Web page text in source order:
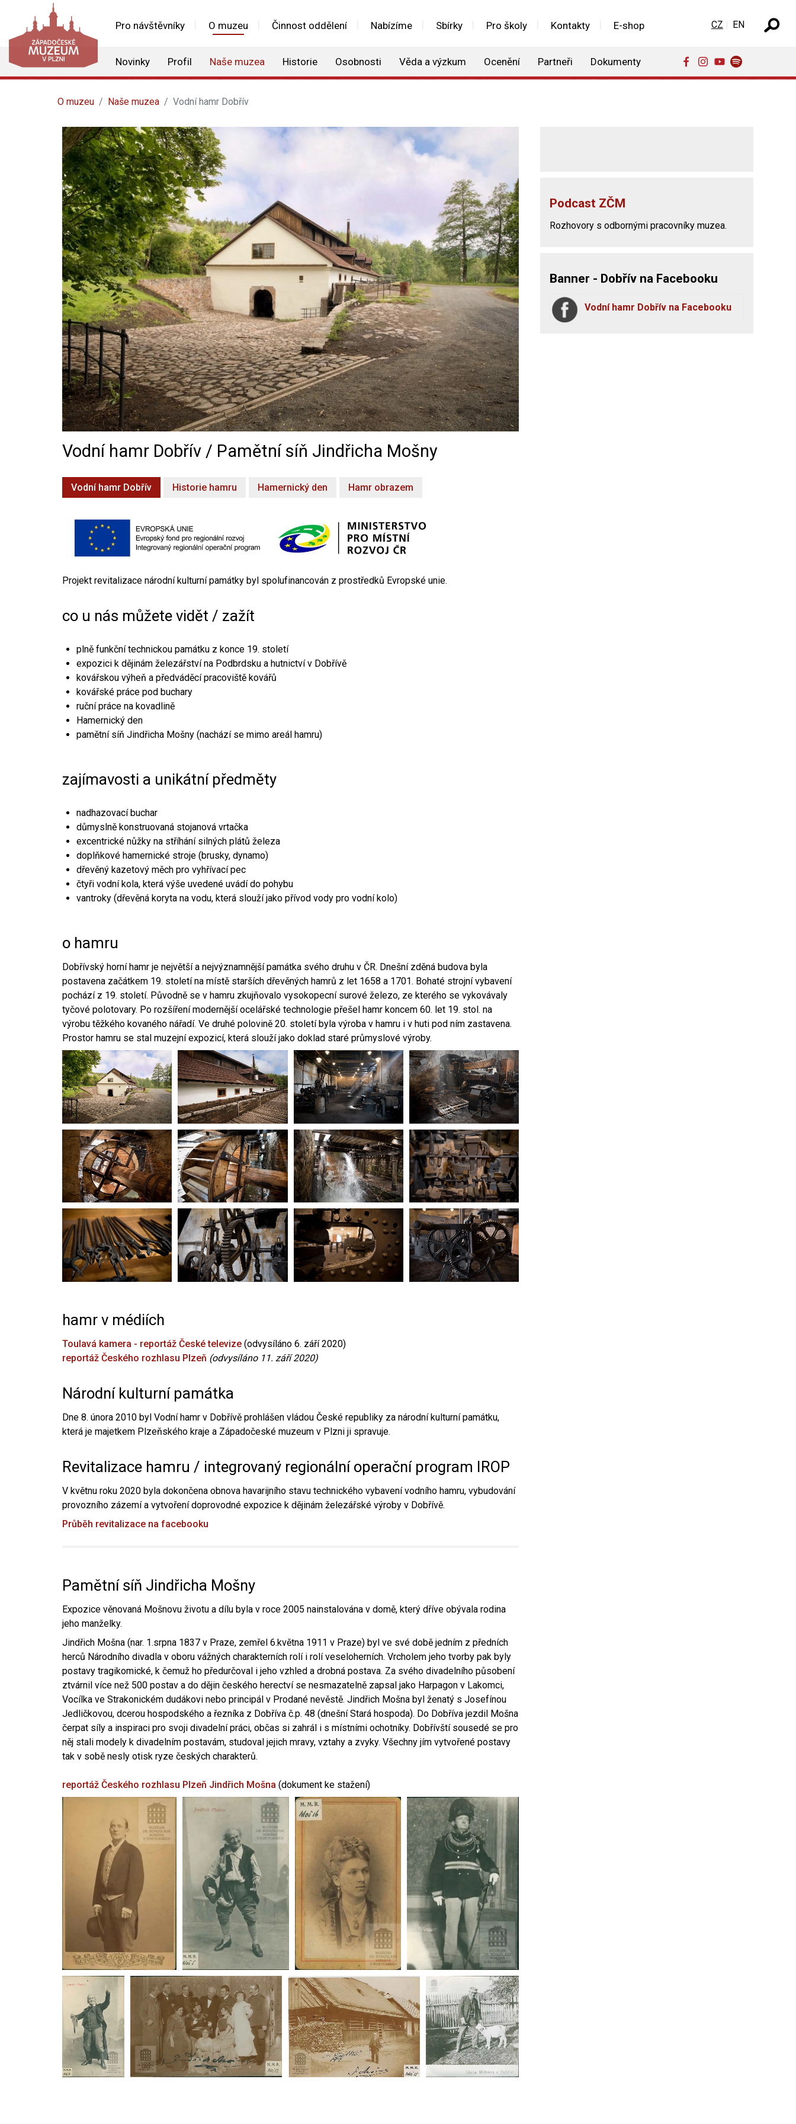
Pro návštěvníky O muzeu Činnost oddělení Nabízíme Sbírky Pro školy Kontakty E-shop
Novinky Profil Naše muzea Historie Osobnosti Věda a výzkum Ocenění Partneři Dokumenty
Zvolte jazyk
CZ EN
O muzeu Naše muzea Vodní hamr Dobřív
Vodní hamr Dobřív / Pamětní síň Jindřicha Mošny
Vodní hamr Dobřív Historie hamru Hamernický den Hamr obrazem
Projekt revitalizace národní kulturní památky byl spolufinancován z prostředků Evropské unie.
co u nás můžete vidět / zažít
plně funkční technickou památku z konce 19. století
expozici k dějinám železářství na Podbrdsku a hutnictví v Dobřívě
kovářskou výheň a předváděcí pracoviště kovářů
kovářské práce pod buchary
ruční práce na kovadlině
Hamernický den
pamětní síň Jindřicha Mošny (nachází se mimo areál hamru)
zajímavosti a unikátní předměty
nadhazovací buchar
důmyslně konstruovaná stojanová vrtačka
excentrické nůžky na stříhání silných plátů železa
doplňkové hamernické stroje (brusky, dynamo)
dřevěný kazetový měch pro vyhřívací pec
čtyři vodní kola, která výše uvedené uvádí do pohybu
vantroky (dřevěná koryta na vodu, která slouží jako přívod vody pro vodní kolo)
o hamru
Dobřívský horní hamr je největší a nejvýznamnější památka svého druhu v ČR. Dnešní zděná budova byla
postavena začátkem 19. století na místě starších dřevěných hamrů z let 1658 a 1701. Bohaté strojní vybavení
pochází z 19. století. Původně se v hamru zkujňovalo vysokopecní surové železo, ze kterého se vykovávaly
tyčové polotovary. Po rozšíření modernější ocelářské technologie přešel hamr koncem 60. let 19. stol. na
výrobu těžkého kovaného nářadí. Ve druhé polovině 20. století byla výroba v hamru i v huti pod ním zastavena.
Prostor hamru se stal muzejní expozicí, která slouží jako doklad staré průmyslové výroby.
hamr v médiích
Toulavá kamera - reportáž České televize (odvysíláno 6. září 2020)
reportáž Českého rozhlasu Plzeň (odvysíláno 11. září 2020)
Národní kulturní památka
Dne 8. února 2010 byl Vodní hamr v Dobřívě prohlášen vládou České republiky za národní kulturní památku,
která je majetkem Plzeňského kraje a Západočeské muzeum v Plzni ji spravuje.
Revitalizace hamru / integrovaný regionální operační program IROP
V květnu roku 2020 byla dokončena obnova havarijního stavu technického vybavení vodního hamru, vybudování
provozního zázemí a vytvoření doprovodné expozice k dějinám železářské výroby v Dobřívě.
Průběh revitalizace na facebooku
Pamětní síň Jindřicha Mošny
Expozice věnovaná Mošnovu životu a dílu byla v roce 2005 nainstalována v domě, který dříve obývala rodina
jeho manželky.
Jindřich Mošna (nar. 1.srpna 1837 v Praze, zemřel 6.května 1911 v Praze) byl ve své době jedním z předních
herců Národního divadla v oboru vážných charakterních rolí i rolí veseloherních. Vrcholem jeho tvorby pak byly
postavy tragikomické, k čemuž ho předurčoval i jeho vzhled a drobná postava. Za svého divadelního působení
ztvárnil více než 500 postav a do dějin českého herectví se nesmazatelně zapsal jako Harpagon v Lakomci,
Vocílka ve Strakonickém dudákovi nebo principál v Prodané nevěstě. Jindřich Mošna byl ženatý s Josefínou
Jedličkovou, dcerou hospodského a řezníka z Dobříva č.p. 48 (dnešní Stará hospoda). Do Dobříva jezdil Mošna
čerpat síly a inspiraci pro svoji divadelní práci, občas si zahrál i s místními ochotníky. Dobřívští sousedé se pro
něj stali modely k divadelním postavám, studoval jejich mravy, vztahy a zvyky. Všechny jím vytvořené postavy
tak v sobě nesly otisk ryze českých charakterů.
reportáž Českého rozhlasu Plzeň Jindřich Mošna (dokument ke stažení)
Podcast ZČM
Rozhovory s odbornými pracovníky muzea.
Banner - Dobřív na Facebooku
Vodní hamr Dobřív na Facebooku